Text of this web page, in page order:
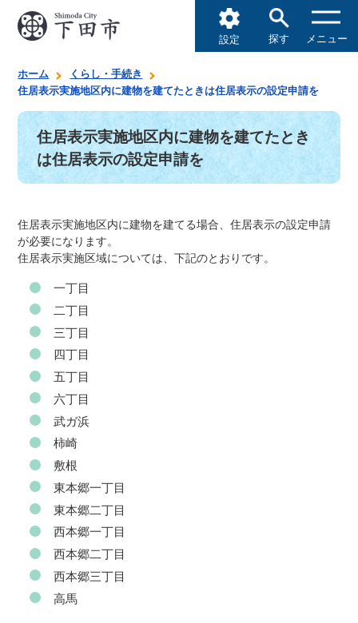
設定 探す メニュー
ホーム
くらし・手続き
住居表示実施地区内に建物を建てたときは住居表示の設定申請を
住居表示実施地区内に建物を建てたとき
は住居表示の設定申請を
住居表示実施地区内に建物を建てる場合、住居表示の設定申請
が必要になります。
住居表示実施区域については、下記のとおりです。
一丁目
二丁目
三丁目
四丁目
五丁目
六丁目
武ガ浜
柿崎
敷根
東本郷一丁目
東本郷二丁目
西本郷一丁目
西本郷二丁目
西本郷三丁目
高馬